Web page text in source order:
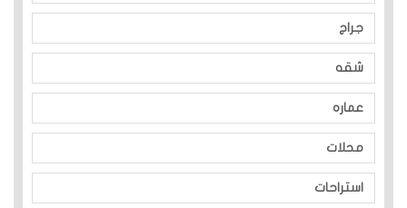
جراج
شقه
عماره
محلات
استراحات